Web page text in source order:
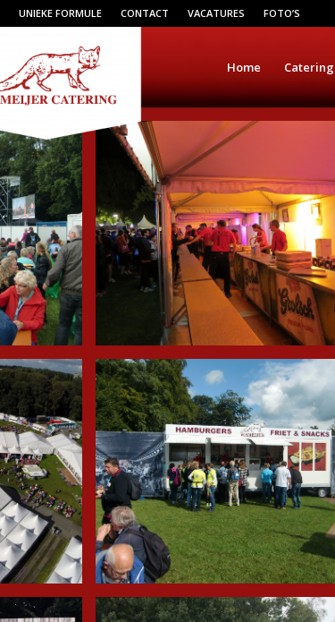
UNIEKE FORMULE CONTACT VACATURES FOTO’S
Home Catering